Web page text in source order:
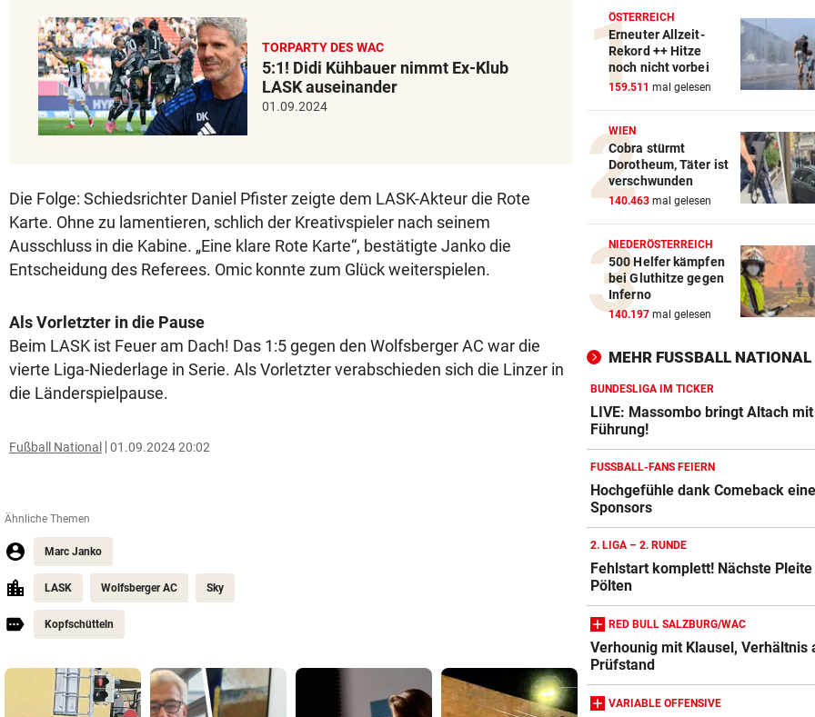
TORPARTY DES WAC
5:1! Didi Kühbauer nimmt Ex-Klub
LASK auseinander
01.09.2024
Die Folge: Schiedsrichter Daniel Pfister zeigte dem LASK-Akteur die Rote
Karte. Ohne zu lamentieren, schlich der Kreativspieler nach seinem
Ausschluss in die Kabine. „Eine klare Rote Karte“, bestätigte Janko die
Entscheidung des Referees. Omic konnte zum Glück weiterspielen.
Als Vorletzter in die Pause
Beim LASK ist Feuer am Dach! Das 1:5 gegen den Wolfsberger AC war die
vierte Liga-Niederlage in Serie. Als Vorletzter verabschieden sich die Linzer in
die Länderspielpause.
Fußball National 01.09.2024 20:02
Ähnliche Themen
Marc Janko
LASK Wolfsberger AC Sky
Kopfschütteln
ÖSTERREICH
Erneuter Allzeit-
Rekord ++ Hitze
noch nicht vorbei
159.511 mal gelesen
WIEN
Cobra stürmt
Dorotheum, Täter ist
verschwunden
140.463 mal gelesen
NIEDERÖSTERREICH
500 Helfer kämpfen
bei Gluthitze gegen
Inferno
140.197 mal gelesen
MEHR FUSSBALL NATIONAL
BUNDESLIGA IM TICKER
LIVE: Massombo bringt Altach
Führung!
FUSSBALL-FANS FEIERN
Hochgefühle dank Comeback
Sponsors
2. LIGA – 2. RUNDE
Fehlstart komplett! Nächste
Pölten
RED BULL SALZBURG/WAC
Verhounig mit Klausel, Verhältnis
Prüfstand
VARIABLE OFFENSIVE